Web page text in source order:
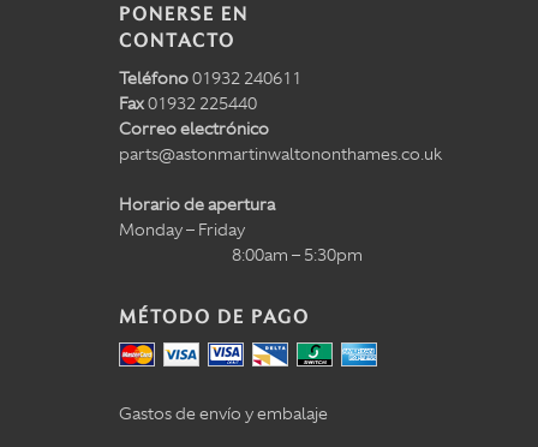
PONERSE EN
CONTACTO
Teléfono01932 240611
Fax01932 225440
Correo electrónico
parts@astonmartinwaltononthames.co.uk
Horario de apertura
Monday – Friday
8:00am – 5:30pm
MÉTODO DE PAGO
Gastos de envío y embalaje